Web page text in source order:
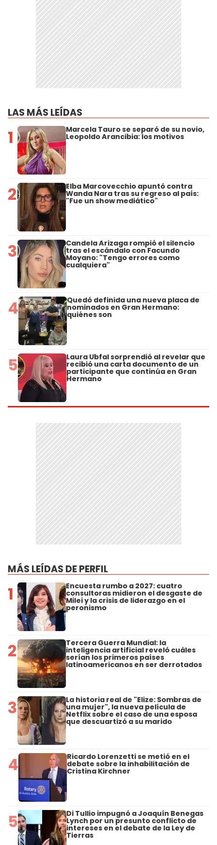
LAS MÁS LEÍDAS
1 Marcela Tauro se separó de su novio,
Leopoldo Arancibia: los motivos
2 Elba Marcovecchio apuntó contra
Wanda Nara tras su regreso al país:
"Fue un show mediático"
3 Candela Arizaga rompió el silencio
tras el escándalo con Facundo
Moyano: "Tengo errores como
cualquiera"
4 Quedó definida una nueva placa de
nominados en Gran Hermano:
quiénes son
5 Laura Ubfal sorprendió al revelar que
recibió una carta documento de un
participante que continúa en Gran
Hermano
MÁS LEÍDAS DE PERFIL
1 Encuesta rumbo a 2027: cuatro
consultoras midieron el desgaste de
Milei y la crisis de liderazgo en el
peronismo
2 Tercera Guerra Mundial: la
inteligencia artificial reveló cuáles
serían los primeros países
latinoamericanos en ser derrotados
3 La historia real de "Elize: Sombras de
una mujer", la nueva película de
Netflix sobre el caso de una esposa
que descuartizó a su marido
4 Ricardo Lorenzetti se metió en el
debate sobre la inhabilitación de
Cristina Kirchner
5 Di Tullio impugnó a Joaquín Benegas
Lynch por un presunto conflicto de
intereses en el debate de la Ley de
Tierras